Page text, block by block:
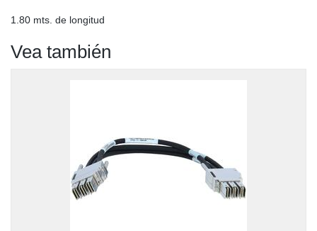
1.80 mts. de longitud
Vea también